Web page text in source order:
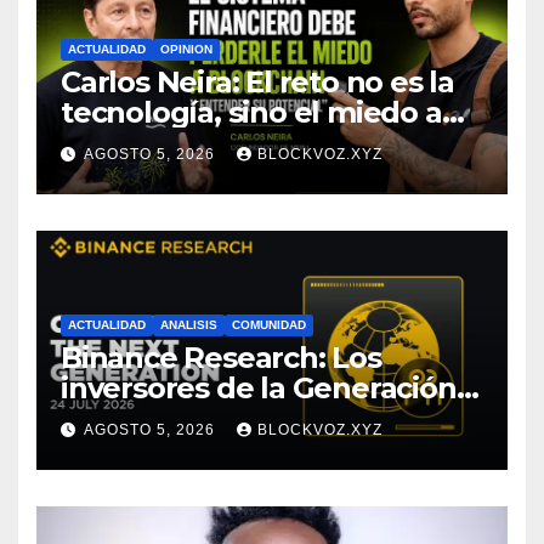
ACTUALIDAD OPINION
Carlos Neira: El reto no es la
tecnología, sino el miedo a
entenderla
AGOSTO 5, 2026 BLOCKVOZ.XYZ
ACTUALIDAD ANALISIS COMUNIDAD
Binance Research: Los
inversores de la Generación Z
empiezan más jóvenes y
muestran mayor disciplina
financiera
AGOSTO 5, 2026 BLOCKVOZ.XYZ